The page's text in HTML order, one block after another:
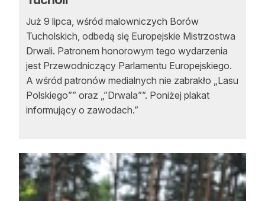
Reklama
Zostań autorem
Archiwum
Kontakt
Już 9 lipca, wśród malowniczych Borów
Tucholskich, odbedą się Europejskie Mistrzostwa
Drwali. Patronem honorowym tego wydarzenia
jest Przewodniczący Parlamentu Europejskiego.
A wśród patronów medialnych nie zabrakło „Lasu
Polskiego”” oraz „”Drwala””. Poniżej plakat
informujący o zawodach.”